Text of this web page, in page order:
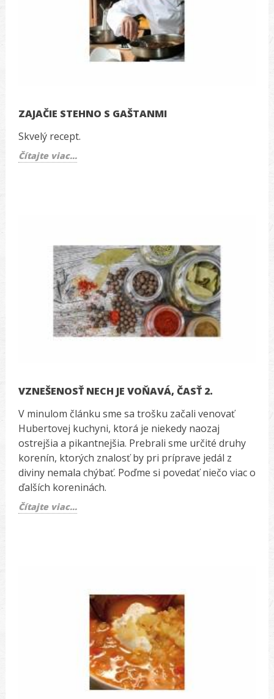
ZAJAČIE STEHNO S GAŠTANMI
Skvelý recept.
Čítajte viac...
VZNEŠENOSŤ NECH JE VOŇAVÁ, ČASŤ 2.
V minulom článku sme sa trošku začali venovať
Hubertovej kuchyni, ktorá je niekedy naozaj
ostrejšia a pikantnejšia. Prebrali sme určité druhy
korenín, ktorých znalosť by pri príprave jedál z
diviny nemala chýbať. Poďme si povedať niečo viac o
ďalších koreninách.
Čítajte viac...